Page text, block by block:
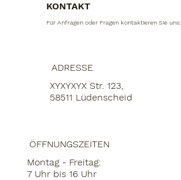
KONTAKT
Für Anfragen oder Fragen kontaktieren Sie uns:
ADRESSE
XYXYXYX Str. 123,
58511 Lüdenscheid
ÖFFNUNGSZEITEN
Montag - Freitag:
7 Uhr bis 16 Uhr